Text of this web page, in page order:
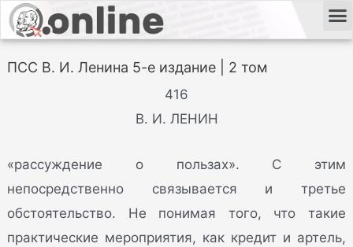
ПСС В. И. Ленина 5-е издание | 2 том
416
В. И. ЛЕНИН
«рассуждение о пользах». С этим
непосредственно связывается и третье
обстоятельство. Не понимая того, что такие
практические мероприятия, как кредит и артель,